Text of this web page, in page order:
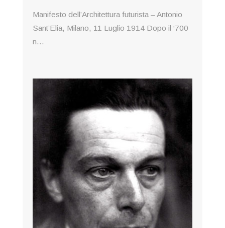
Manifesto dell’Architettura futurista – Antonio
Sant’Elia, Milano, 11 Luglio 1914 Dopo il ‘700
n...